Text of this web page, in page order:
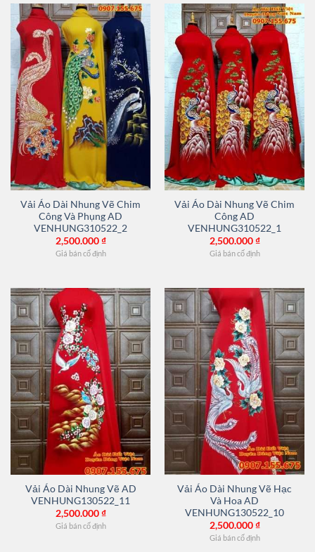
Vải Áo Dài Nhung Vẽ Chim
Công Và Phụng AD
VENHUNG310522_2
2,500.000₫
Giá bán cố định
Vải Áo Dài Nhung Vẽ Chim
Công AD
VENHUNG310522_1
2,500.000₫
Giá bán cố định
Vải Áo Dài Nhung Vẽ AD
VENHUNG130522_11
2,500.000₫
Giá bán cố định
Vải Áo Dài Nhung Vẽ Hạc
Và Hoa AD
VENHUNG130522_10
2,500.000₫
Giá bán cố định